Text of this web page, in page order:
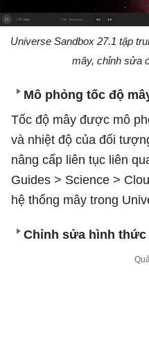
Universe Sandbox 27.1 tập
mây, chỉnh sửa
Mô phỏng tốc độ
Tốc độ mây được mô
và nhiệt độ của đối
nâng cấp liên tục liên
Guides > Science >
hệ thống mây trong
Chỉnh sửa hình thức